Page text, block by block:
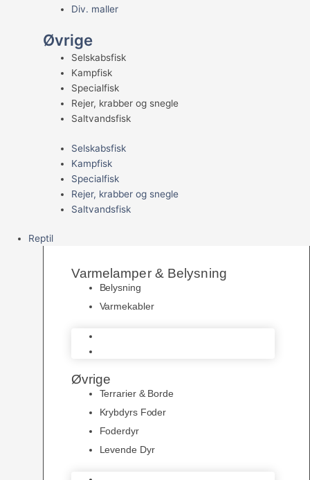
Div. maller
Øvrige
Selskabsfisk
Kampfisk
Specialfisk
Rejer, krabber og snegle
Saltvandsfisk
Selskabsfisk
Kampfisk
Specialfisk
Rejer, krabber og snegle
Saltvandsfisk
Reptil
Varmelamper & Belysning
Belysning
Varmekabler
Øvrige
Terrarier & Borde
Krybdyrs Foder
Foderdyr
Levende Dyr